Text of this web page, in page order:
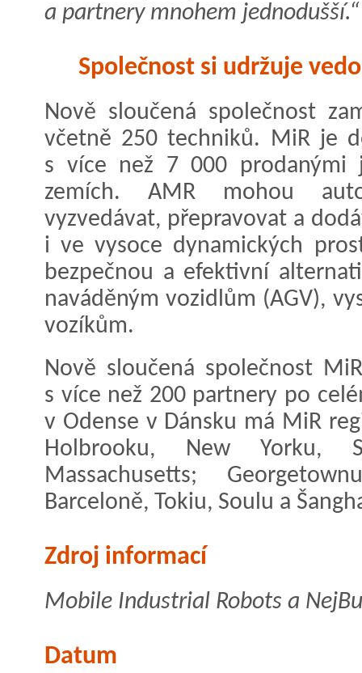
a partnery mnohem jednodušší.“
Společnost si udržuje
Nově sloučená společnost
včetně 250 techniků. MiR je
s více než 7 000 prodanými
zemích. AMR mohou
vyzvedávat, přepravovat a
i ve vysoce dynamických
bezpečnou a efektivní
naváděným vozidlům (AGV),
vozíkům.
Nově sloučená společnost
s více než 200 partnery po
v Odense v Dánsku má MiR
Holbrooku, New Yorku,
Massachusetts;
Barceloně, Tokiu, Soulu a
Zdroj informací
Mobile Industrial Robots a
Datum